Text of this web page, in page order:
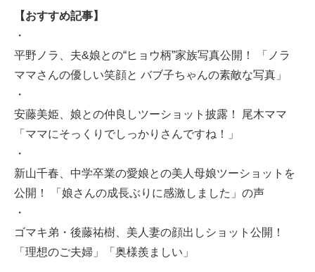
【おすすめ記事】
・
平野ノラ、夫&娘との“ヒョウ柄”家族写真公開！ 「ノラ
ママさんの優しい笑顔と バブ子ちゃんの素敵な写真」
・
安藤美姫、娘との仲良しツーショット披露！ 尾木ママ
「ママにそっくりでしっかりさんですね！」
・
新山千春、中学卒業の愛娘との美人母娘ツーショットを
公開！ 「娘さんの成長ぶりに感激しました」の声
・
ゴマキ弟・後藤祐樹、美人妻の顔出しショット公開！
「理想のご夫婦」「奥様羨ましい」